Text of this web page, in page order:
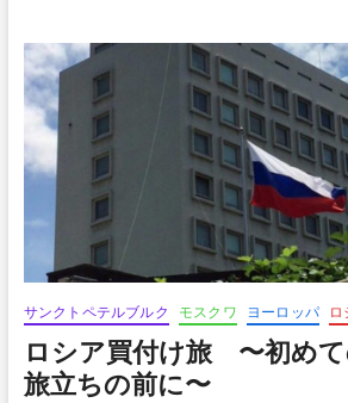
買
付
け
旅 〜
バ
ン
コ
ク
経
由
で
モ
ス
ク
ワ
へ
サンクトペテルブルク モスクワ ヨーロッパ ロ
ロシア買付け旅 〜初め
旅立ちの前に〜